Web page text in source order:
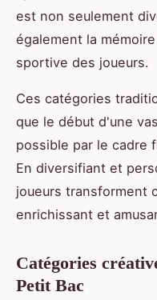
est non seulement
également la
sportive des joueurs.
Ces catégories
que le début d'une
possible par le cadre
En diversifiant et
joueurs transforment
enrichissant et
Catégories
Petit Bac